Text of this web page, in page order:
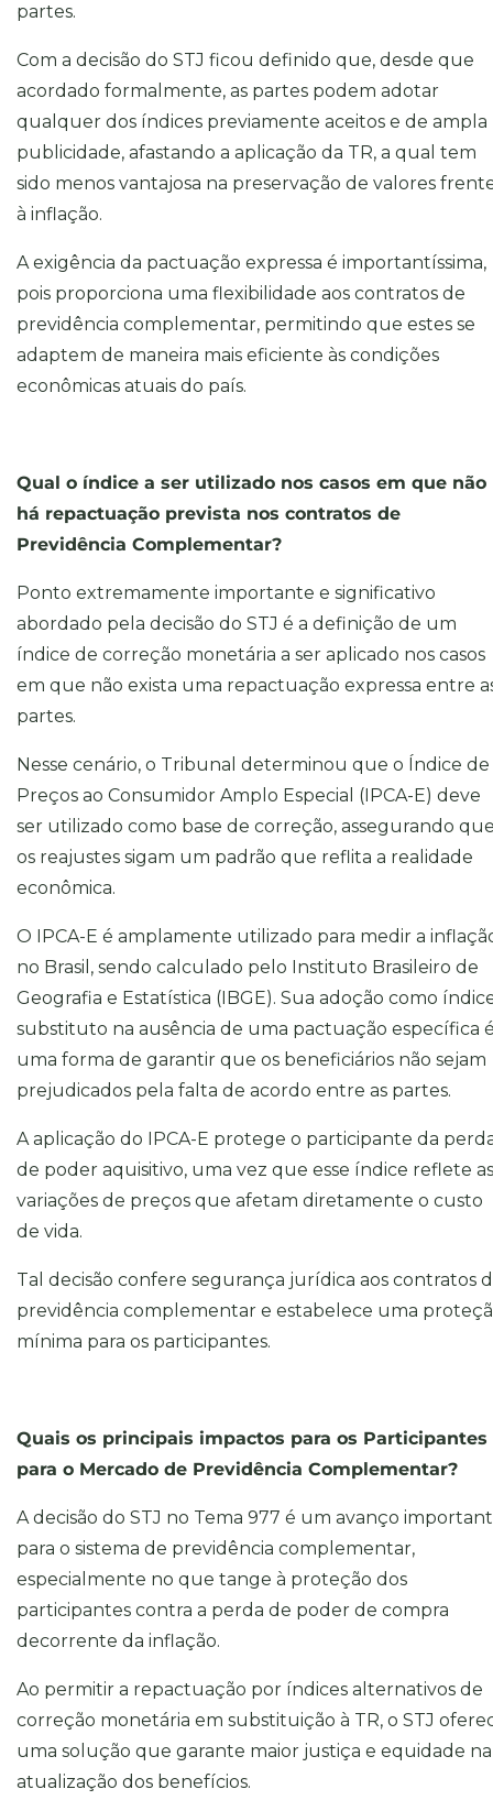
partes.
Com a decisão do STJ ficou definido que, desde que
acordado formalmente, as partes podem adotar
qualquer dos índices previamente aceitos e de ampla
publicidade, afastando a aplicação da TR, a qual tem
sido menos vantajosa na preservação de valores
à inflação.
A exigência da pactuação expressa é importantíssima,
pois proporciona uma flexibilidade aos contratos de
previdência complementar, permitindo que estes se
adaptem de maneira mais eficiente às condições
econômicas atuais do país.
Qual o índice a ser utilizado nos casos em que não
há repactuação prevista nos contratos de
Previdência Complementar?
Ponto extremamente importante e significativo
abordado pela decisão do STJ é a definição de um
índice de correção monetária a ser aplicado nos casos
em que não exista uma repactuação expressa entre
partes.
Nesse cenário, o Tribunal determinou que o Índice de
Preços ao Consumidor Amplo Especial (IPCA-E) deve
ser utilizado como base de correção, assegurando
os reajustes sigam um padrão que reflita a realidade
econômica.
O IPCA-E é amplamente utilizado para medir a
no Brasil, sendo calculado pelo Instituto Brasileiro de
Geografia e Estatística (IBGE). Sua adoção como
substituto na ausência de uma pactuação específica
uma forma de garantir que os beneficiários não sejam
prejudicados pela falta de acordo entre as partes.
A aplicação do IPCA-E protege o participante da
de poder aquisitivo, uma vez que esse índice reflete as
variações de preços que afetam diretamente o custo
de vida.
Tal decisão confere segurança jurídica aos contratos
previdência complementar e estabelece uma
mínima para os participantes.
Quais os principais impactos para os Participantes
para o Mercado de Previdência Complementar?
A decisão do STJ no Tema 977 é um avanço
para o sistema de previdência complementar,
especialmente no que tange à proteção dos
participantes contra a perda de poder de compra
decorrente da inflação.
Ao permitir a repactuação por índices alternativos de
correção monetária em substituição à TR, o STJ
uma solução que garante maior justiça e equidade na
atualização dos benefícios.